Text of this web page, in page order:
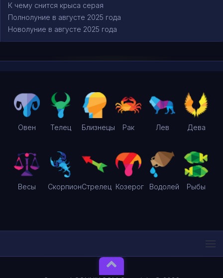
К чему снится крыса серая
Полнолуние в августе 2025 года
Новолуние в августе 2025 года
Овен Телец Близнецы Рак Лев Дева
Весы СкорпионСтрелец Козерог Водолей Рыбы